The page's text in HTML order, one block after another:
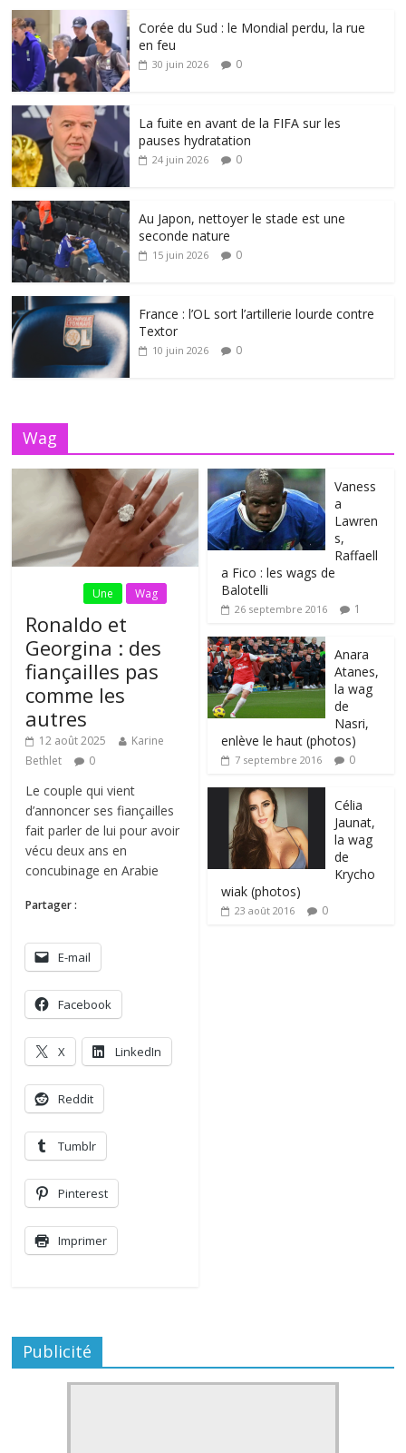
Corée du Sud : le Mondial perdu, la rue
en feu
30 juin 2026 0
La fuite en avant de la FIFA sur les
pauses hydratation
24 juin 2026 0
Au Japon, nettoyer le stade est une
seconde nature
15 juin 2026 0
France : l’OL sort l’artillerie lourde contre
Textor
10 juin 2026 0
Wag
Une Wag
Ronaldo et
Georgina : des
fiançailles pas
comme les
autres
12 août 2025
Karine
Bethlet
0
Le couple qui vient
d’annoncer ses fiançailles
fait parler de lui pour avoir
vécu deux ans en
concubinage en Arabie
Partager :
E-mail
Facebook
X LinkedIn
Reddit
Tumblr
Pinterest
Imprimer
Vaness
a
Lawren
s,
Raffaell
a Fico : les wags de
Balotelli
26 septembre 2016 1
Anara
Atanes,
la wag
de
Nasri,
enlève le haut (photos)
7 septembre 2016 0
Célia
Jaunat,
la wag
de
Krycho
wiak (photos)
23 août 2016 0
Publicité